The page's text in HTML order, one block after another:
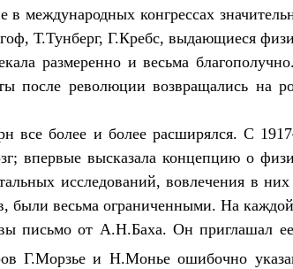
в международных конгрессах
Т.Тунберг, Г.Кребс, выдающиеся
размеренно и весьма
после революции возвращались
все более и более расширялся. С
впервые высказала концепцию о
исследований, вовлечения в
были весьма ограниченными. На
от А.Н.Баха. Он приглашал
Г.Морзье и Н.Монье ошибочно